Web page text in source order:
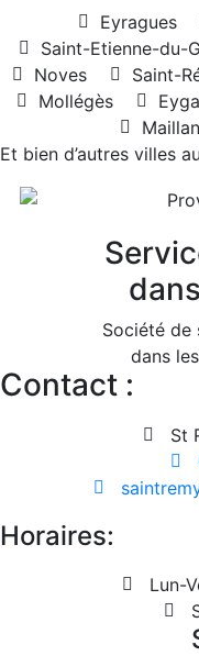
Eyragues
Saint-Etienne-du-
Noves
Saint-
Mollégès
Et bien d’autres villes
Société de
dans
Contact :
St
Horaires:
Lun-